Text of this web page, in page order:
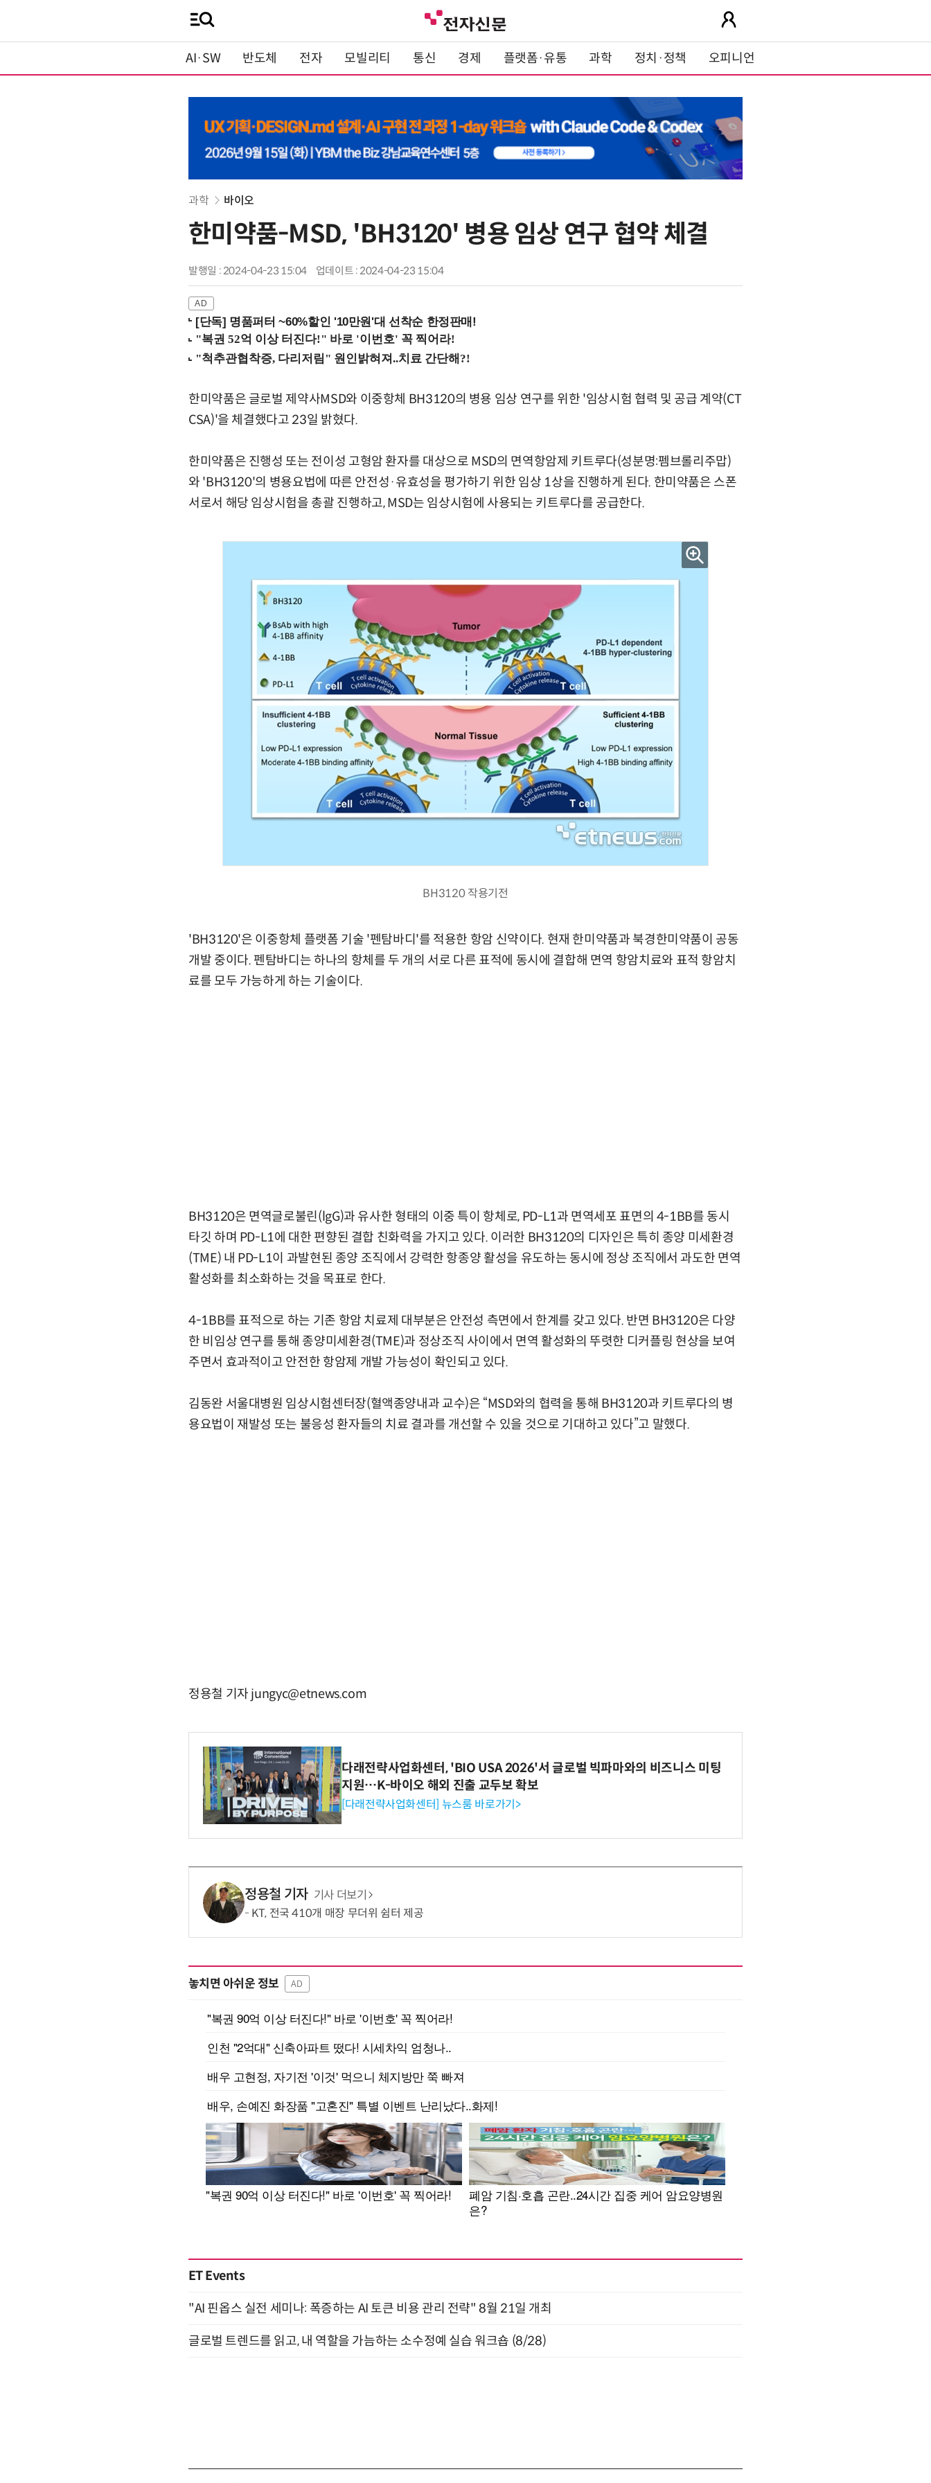
AI·SW 반도체 전자 모빌리티 통신 경제 플랫폼·유통 과학 정치·정책 오피니언
과학 바이오
한미약품-MSD, 'BH3120' 병용 임상 연구 협약 체결
발행일 : 2024-04-23 15:04 업데이트 : 2024-04-23 15:04
[단독] 명품퍼터 ~60%할인 '10만원'대 선착순 한정판매!
한미약품은 글로벌 제약사MSD와 이중항체 BH3120의 병용 임상 연구를 위한 '임상시험 협력 및 공급 계약(CT
CSA)'을 체결했다고 23일 밝혔다.
한미약품은 진행성 또는 전이성 고형암 환자를 대상으로 MSD의 면역항암제 키트루다(성분명:펨브롤리주맙)
와 'BH3120'의 병용요법에 따른 안전성·유효성을 평가하기 위한 임상 1상을 진행하게 된다. 한미약품은 스폰
서로서 해당 임상시험을 총괄 진행하고, MSD는 임상시험에 사용되는 키트루다를 공급한다.
BH3120 작용기전
'BH3120'은 이중항체 플랫폼 기술 '펜탐바디'를 적용한 항암 신약이다. 현재 한미약품과 북경한미약품이 공동
개발 중이다. 펜탐바디는 하나의 항체를 두 개의 서로 다른 표적에 동시에 결합해 면역 항암치료와 표적 항암치
료를 모두 가능하게 하는 기술이다.
BH3120은 면역글로불린(lgG)과 유사한 형태의 이중 특이 항체로, PD-L1과 면역세포 표면의 4-1BB를 동시
타깃 하며 PD-L1에 대한 편향된 결합 친화력을 가지고 있다. 이러한 BH3120의 디자인은 특히 종양 미세환경
(TME) 내 PD-L1이 과발현된 종양 조직에서 강력한 항종양 활성을 유도하는 동시에 정상 조직에서 과도한 면역
활성화를 최소화하는 것을 목표로 한다.
4-1BB를 표적으로 하는 기존 항암 치료제 대부분은 안전성 측면에서 한계를 갖고 있다. 반면 BH3120은 다양
한 비임상 연구를 통해 종양미세환경(TME)과 정상조직 사이에서 면역 활성화의 뚜렷한 디커플링 현상을 보여
주면서 효과적이고 안전한 항암제 개발 가능성이 확인되고 있다.
김동완 서울대병원 임상시험센터장(혈액종양내과 교수)은 “MSD와의 협력을 통해 BH3120과 키트루다의 병
용요법이 재발성 또는 불응성 환자들의 치료 결과를 개선할 수 있을 것으로 기대하고 있다”고 말했다.
정용철 기자 jungyc@etnews.com
다래전략사업화센터, 'BIO USA 2026'서 글로벌 빅파마와의 비즈니스 미팅
지원…K-바이오 해외 진출 교두보 확보
[다래전략사업화센터] 뉴스룸 바로가기>
정용철 기자 기사 더보기
KT, 전국 410개 매장 무더위 쉼터 제공
놓치면 아쉬운 정보 AD
ET Events
"AI 핀옵스 실전 세미나: 폭증하는 AI 토큰 비용 관리 전략" 8월 21일 개최
글로벌 트렌드를 읽고, 내 역할을 가늠하는 소수정예 실습 워크숍 (8/28)